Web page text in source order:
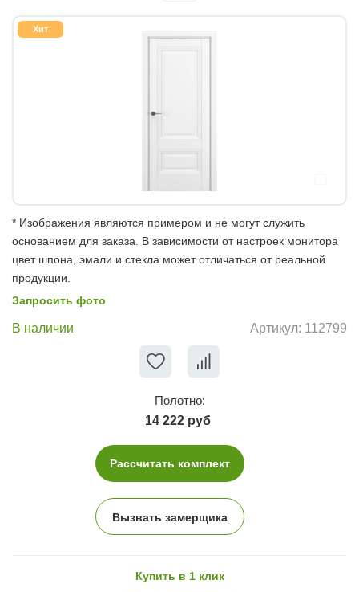
Хит
* Изображения являются примером и не могут служить
основанием для заказа. В зависимости от настроек монитора
цвет шпона, эмали и стекла может отличаться от реальной
продукции.
Запросить фото
В наличии Артикул: 112799
Полотно:
14 222 руб
Рассчитать комплект
Вызвать замерщика
Купить в 1 клик